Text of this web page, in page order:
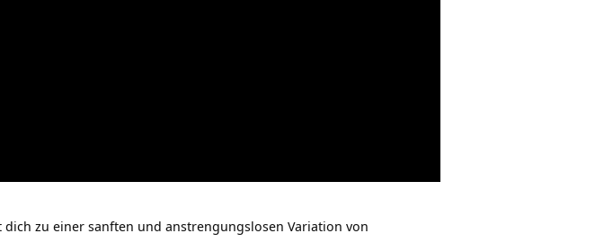
zu einer sanften und anstrengungslosen Variation von